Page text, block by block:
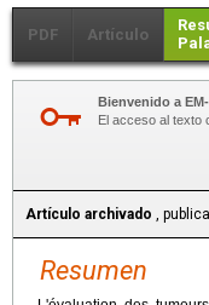
PDF Artículo
Bienvenido a
El acceso al texto
Artículo archivado ,
Resumen